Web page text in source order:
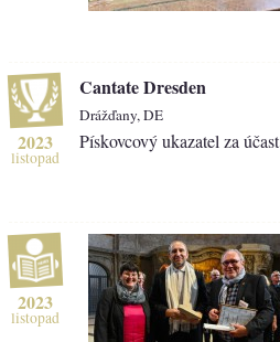
2023
listopad
Cantate Dresden
Drážďany, DE
Pískovcový ukazatel za účast
2023
listopad